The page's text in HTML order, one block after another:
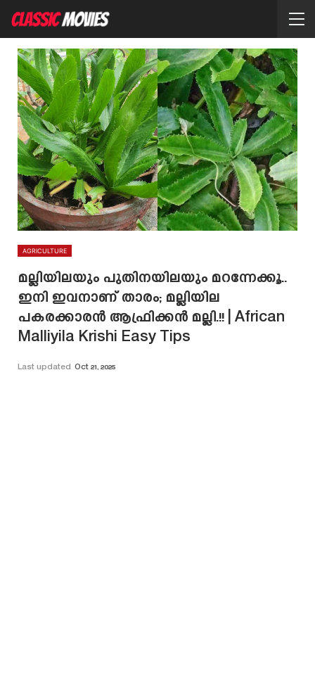
AGRICULTURE
മല്ലിയിലയും പുതിനയിലയും മറന്നേക്കൂ..
ഇനി ഇവനാണ് താരം; മല്ലിയില
പകരക്കാരൻ ആഫ്രിക്കൻ മല്ലി.!! | African
Malliyila Krishi Easy Tips
Last updated Oct 21, 2025